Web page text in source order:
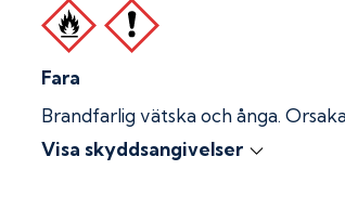
Fara
Brandfarlig vätska och ånga.
Visa skyddsangivelser